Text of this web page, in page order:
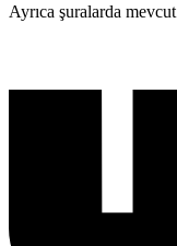
Ayrıca şuralarda mevcut